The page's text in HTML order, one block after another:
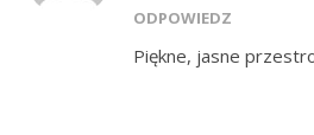
ODPOWIEDZ
Piękne, jasne